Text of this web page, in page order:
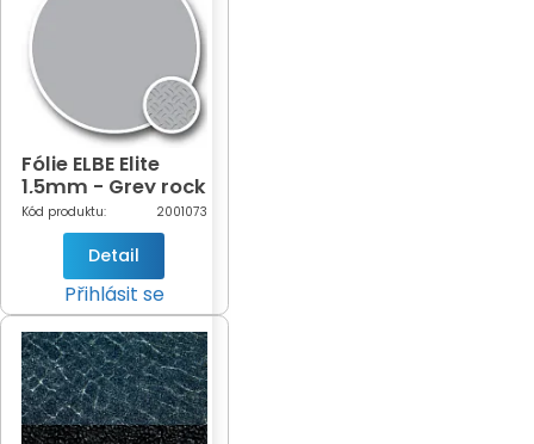
Fólie ELBE Elite
1,5mm - Grey rock
šíře 1,65m
(šedá-765)
Kód produktu: 2001073
Detail
Přihlásit se